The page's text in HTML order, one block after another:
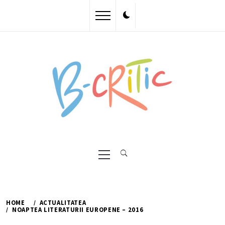
Primary
Menu
HOME
ACTUALITATEA
NOAPTEA LITERATURII EUROPENE – 2016